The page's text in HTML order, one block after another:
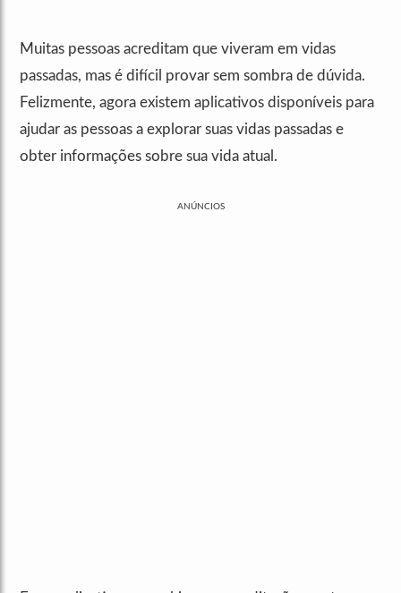
Muitas pessoas acreditam que viveram em vidas
passadas, mas é difícil provar sem sombra de dúvida.
Felizmente, agora existem aplicativos disponíveis para
ajudar as pessoas a explorar suas vidas passadas e
obter informações sobre sua vida atual.
ANÚNCIOS